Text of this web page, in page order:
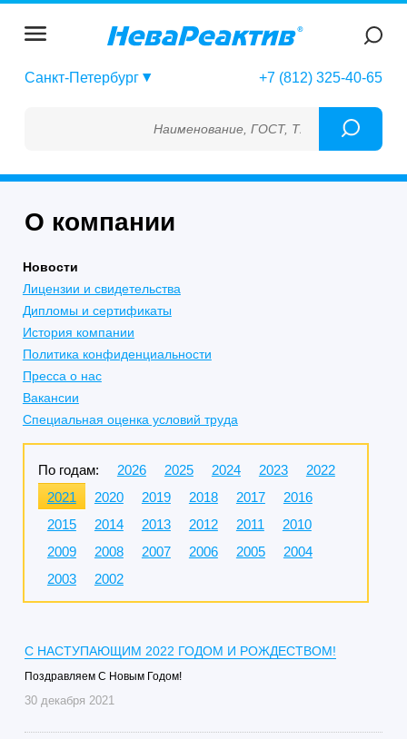
Санкт-Петербург +7 (812) 325-40-65
Наименование, ГОСТ, ТУ, ГСО, МСО,
О компании
Новости
Лицензии и свидетельства
Дипломы и сертификаты
История компании
Политика конфиденциальности
Пресса о нас
Вакансии
Специальная оценка условий труда
По годам: 2026 2025 2024 2023
2022
2021
2020 2019 2018 2017
2016
2015
2014 2013 2012 2011
2010
2009
2008 2007 2006 2005
2004
2003
2002
C НАСТУПАЮЩИМ 2022 ГОДОМ И РОЖДЕСТВОМ!
Поздравляем С Новым Годом!
30 декабря 2021